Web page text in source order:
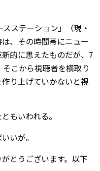
ステーション」（現・
、その時間帯にニュー
的に思えたものだが、7
こから視聴者を横取り
り上げていかないと視
もいわれる。
いが。
とうございます。以下